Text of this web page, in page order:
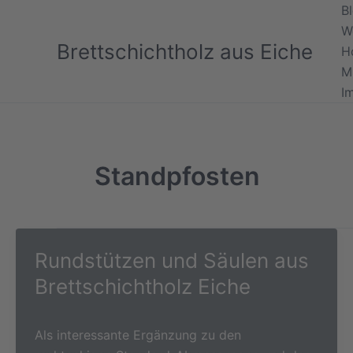
Brettschichtholz aus Eiche
Standpfosten
Rundstützen und Säulen aus
Brettschichtholz Eiche
Als interessante Ergänzung zu den